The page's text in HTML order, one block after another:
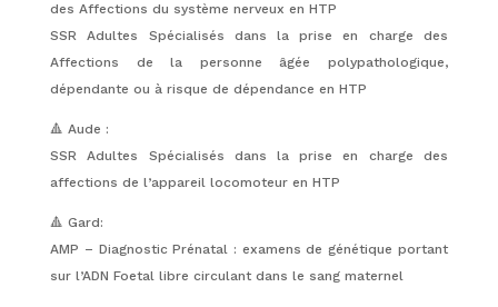
des Affections du système nerveux en HTP
SSR Adultes Spécialisés dans la prise en charge des
Affections de la personne âgée polypathologique,
dépendante ou à risque de dépendance en HTP
🔺 Aude :
SSR Adultes Spécialisés dans la prise en charge des
affections de l’appareil locomoteur en HTP
🔺 Gard:
AMP – Diagnostic Prénatal : examens de génétique portant
sur l’ADN Foetal libre circulant dans le sang maternel